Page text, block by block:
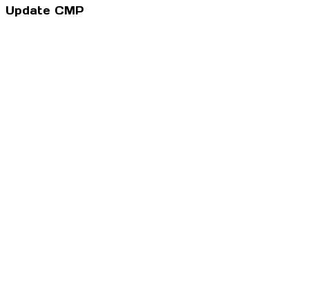
Update CMP